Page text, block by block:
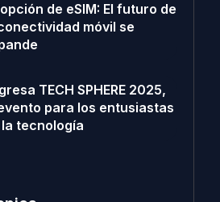
de eSIM: El futuro de
móvil se
TECH SPHERE 2025,
para los entusiastas
tecnología